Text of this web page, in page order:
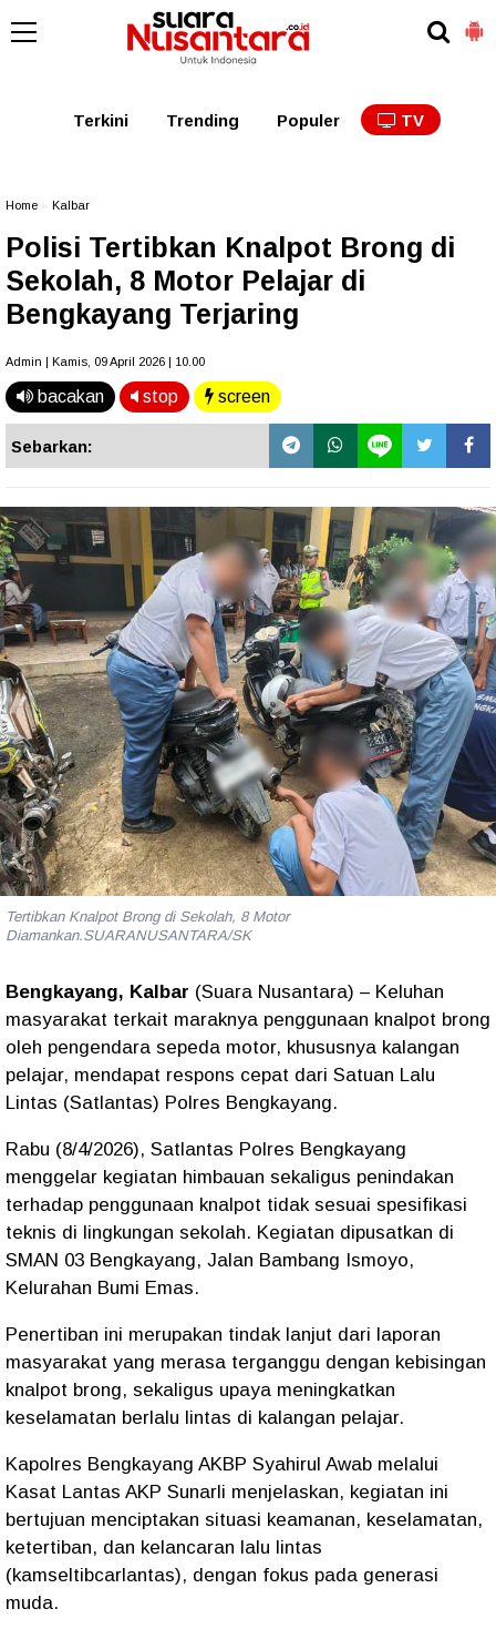
Kalbar Kalteng
Terkini Trending Populer TV
Home Kalbar
Polisi Tertibkan Knalpot Brong di
Sekolah, 8 Motor Pelajar di
Bengkayang Terjaring
Admin | Kamis, 09 April 2026 | 10.00
bacakan stop screen
Sebarkan:
Tertibkan Knalpot Brong di Sekolah, 8 Motor
Diamankan.SUARANUSANTARA/SK
Bengkayang, Kalbar (Suara Nusantara) – Keluhan
masyarakat terkait maraknya penggunaan knalpot brong
oleh pengendara sepeda motor, khususnya kalangan
pelajar, mendapat respons cepat dari Satuan Lalu
Lintas (Satlantas) Polres Bengkayang.
Rabu (8/4/2026), Satlantas Polres Bengkayang
menggelar kegiatan himbauan sekaligus penindakan
terhadap penggunaan knalpot tidak sesuai spesifikasi
teknis di lingkungan sekolah. Kegiatan dipusatkan di
SMAN 03 Bengkayang, Jalan Bambang Ismoyo,
Kelurahan Bumi Emas.
Penertiban ini merupakan tindak lanjut dari laporan
masyarakat yang merasa terganggu dengan kebisingan
knalpot brong, sekaligus upaya meningkatkan
keselamatan berlalu lintas di kalangan pelajar.
Kapolres Bengkayang AKBP Syahirul Awab melalui
Kasat Lantas AKP Sunarli menjelaskan, kegiatan ini
bertujuan menciptakan situasi keamanan, keselamatan,
ketertiban, dan kelancaran lalu lintas
(kamseltibcarlantas), dengan fokus pada generasi
muda.